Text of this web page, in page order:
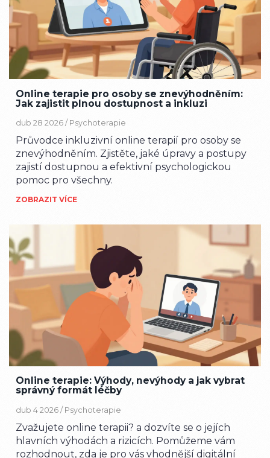
Online terapie pro osoby se znevýhodněním:
Jak zajistit plnou dostupnost a inkluzi
dub 28 2026 / Psychoterapie
Průvodce inkluzivní online terapií pro osoby se
znevýhodněním. Zjistěte, jaké úpravy a postupy
zajistí dostupnou a efektivní psychologickou
pomoc pro všechny.
ZOBRAZIT VÍCE
Online terapie: Výhody, nevýhody a jak vybrat
správný formát léčby
dub 4 2026 / Psychoterapie
Zvažujete online terapii? a dozvíte se o jejích
hlavních výhodách a rizicích. Pomůžeme vám
rozhodnout, zda je pro vás vhodnější digitální